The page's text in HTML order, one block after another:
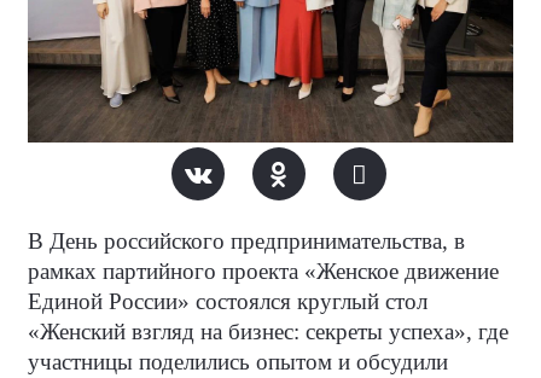
В День российского предпринимательства, в
рамках партийного проекта «Женское движение
Единой России» состоялся круглый стол
«Женский взгляд на бизнес: секреты успеха», где
участницы поделились опытом и обсудили